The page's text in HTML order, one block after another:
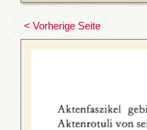
< Vorherige Seite